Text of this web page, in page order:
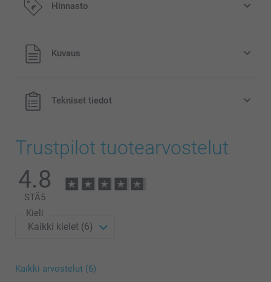
Hinnasto
Kaikki hinnat ovat euroina, sisältävät arvonlisäveron ja
eivät sisällä postikuluja.
Kuvaus
Tekniset tiedot
Trustpilot tuotearvostelut
4.8
STÄ5
Kieli
Kaikki arvostelut (6)